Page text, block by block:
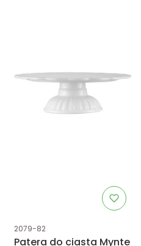
Kod produktu
2079-82
Patera do ciasta Mynte